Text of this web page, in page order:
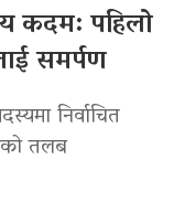
कदम: पहिलो
समर्पण
निर्वाचित
तलब